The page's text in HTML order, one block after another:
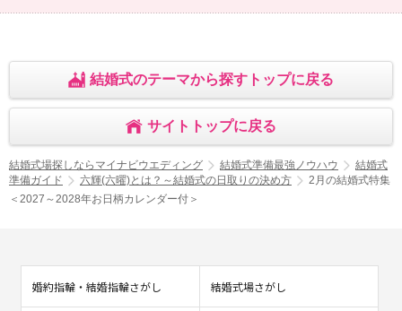
結婚式のテーマから探すトップに戻る
サイトトップに戻る
結婚式場探しならマイナビウエディング 結婚式準備最強ノウハウ
結婚式
準備ガイド
六輝(六曜)とは？～結婚式の日取りの決め方
2月の結婚式特集
＜2027～2028年お日柄カレンダー付＞
婚約指輪・結婚指輪さがし 結婚式場さがし